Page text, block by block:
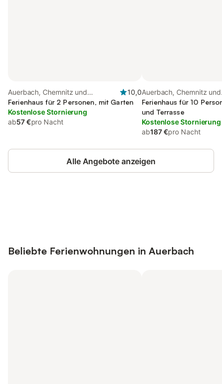
Auerbach, Chemnitz und
Umgebung
10,0
Ferienhaus für 2 Personen, mit Garten
Kostenlose Stornierung
ab57 €pro Nacht
Auerbach, Chemnitz und
Umgebung
Ferienhaus für 10
und Terrasse
Kostenlose Stornierung
ab187 €pro Nacht
Alle Angebote anzeigen
Beliebte Ferienwohnungen in Auerbach